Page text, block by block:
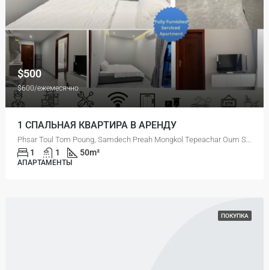
$500
$600/ежемесячно
1 СПАЛЬНАЯ КВАРТИРА В АРЕНДУ
Phsar Toul Tom Poung, Samdech Preah Mongkol Tepeachar Oum Soum (Street 163), Sangkat Tuol Tumpung Ti Pir, Khan Chamkar Mon, Phnom Penh, 120110, Cambodia
1 1 50m²
АПАРТАМЕНТЫ
ПОКУПКА